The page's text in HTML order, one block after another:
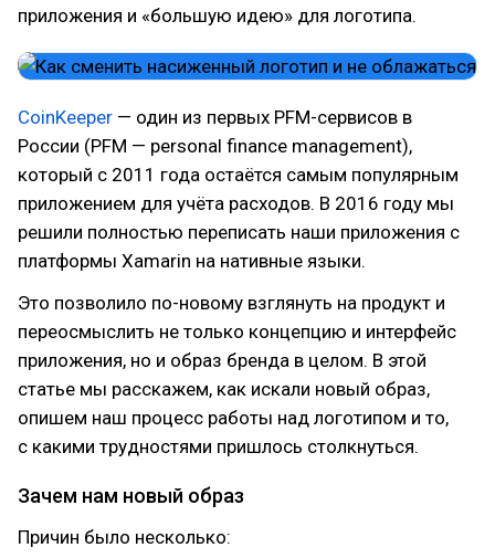
приложения и «большую идею» для логотипа.
CoinKeeper — один из первых PFM-сервисов в
России (PFM — personal finance management),
который с 2011 года остаётся самым популярным
приложением для учёта расходов. В 2016 году мы
решили полностью переписать наши приложения с
платформы Xamarin на нативные языки.
Это позволило по-новому взглянуть на продукт и
переосмыслить не только концепцию и интерфейс
приложения, но и образ бренда в целом. В этой
статье мы расскажем, как искали новый образ,
опишем наш процесс работы над логотипом и то,
с какими трудностями пришлось столкнуться.
Зачем нам новый образ
Причин было несколько: